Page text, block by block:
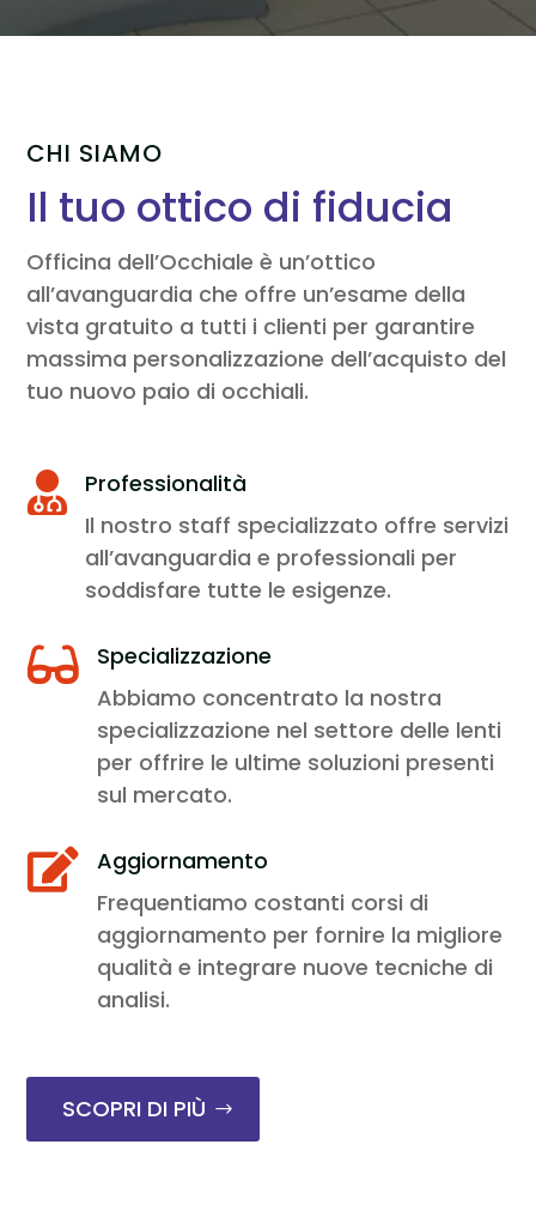
CHI SIAMO
Il tuo ottico di fiducia
Officina dell’Occhiale è un’ottico
all’avanguardia che offre un’esame della
vista gratuito a tutti i clienti per garantire
massima personalizzazione dell’acquisto del
tuo nuovo paio di occhiali.

Professionalità
Il nostro staff specializzato offre servizi
all’avanguardia e professionali per
soddisfare tutte le esigenze.

Specializzazione
Abbiamo concentrato la nostra
specializzazione nel settore delle lenti
per offrire le ultime soluzioni presenti
sul mercato.

Aggiornamento
Frequentiamo costanti corsi di
aggiornamento per fornire la migliore
qualità e integrare nuove tecniche di
analisi.
SCOPRI DI PIÙ